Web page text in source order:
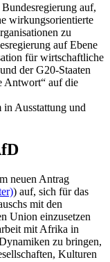
auf,
wirkungsorientierte
zu
auf Ebene
für wirtschaftliche
der G20-Staaten
Antwort“ auf die
in Ausstattung und
neuen Antrag
) auf, sich für das
mit den
Union einzusetzen
mit Afrika in
zu bringen,
Kulturen